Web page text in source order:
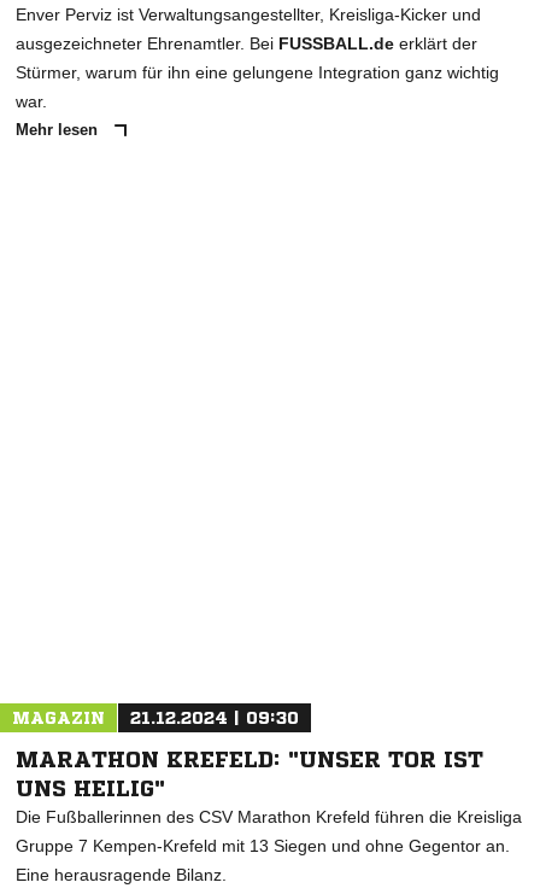
Enver Perviz ist Verwaltungsangestellter, Kreisliga-Kicker und
ausgezeichneter Ehrenamtler. Bei FUSSBALL.de erklärt der
Stürmer, warum für ihn eine gelungene Integration ganz wichtig
war.
Mehr lesen
MAGAZIN 21.12.2024 | 09:30
MARATHON KREFELD: "UNSER TOR IST
UNS HEILIG"
Die Fußballerinnen des CSV Marathon Krefeld führen die Kreisliga
Gruppe 7 Kempen-Krefeld mit 13 Siegen und ohne Gegentor an.
Eine herausragende Bilanz.